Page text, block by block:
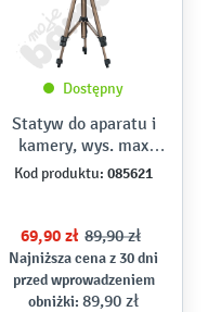
Dostępny
Statyw do aparatu i
kamery, wys. max
106,5 cm
Kod produktu: 085621
69,90 zł 89,90 zł
Najniższa cena z 30 dni
przed wprowadzeniem
obniżki: 89,90 zł